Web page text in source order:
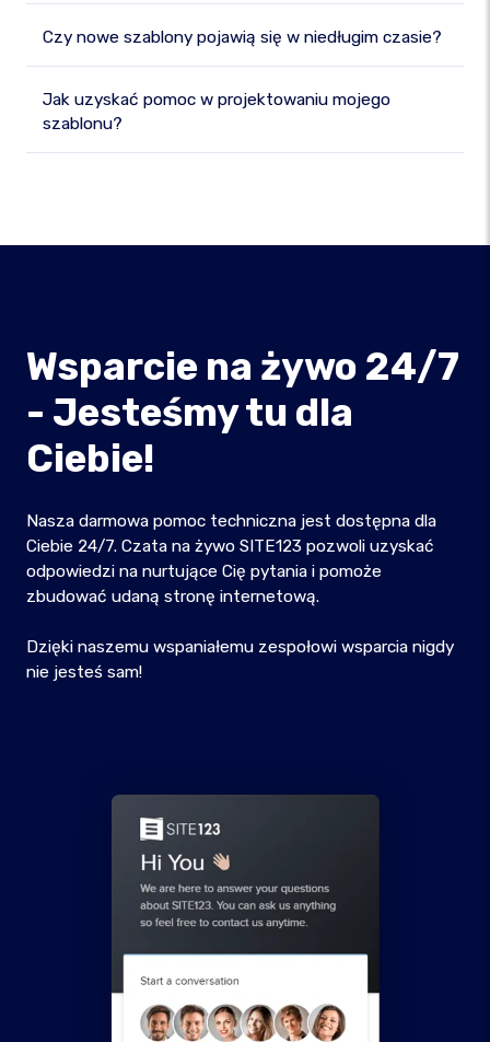
Czy nowe szablony pojawią się w niedługim czasie?
Jak uzyskać pomoc w projektowaniu mojego
szablonu?
Wsparcie na żywo 24/7
- Jesteśmy tu dla
Ciebie!
Nasza darmowa pomoc techniczna jest dostępna dla
Ciebie 24/7. Czata na żywo SITE123 pozwoli uzyskać
odpowiedzi na nurtujące Cię pytania i pomoże
zbudować udaną stronę internetową.
Dzięki naszemu wspaniałemu zespołowi wsparcia nigdy
nie jesteś sam!